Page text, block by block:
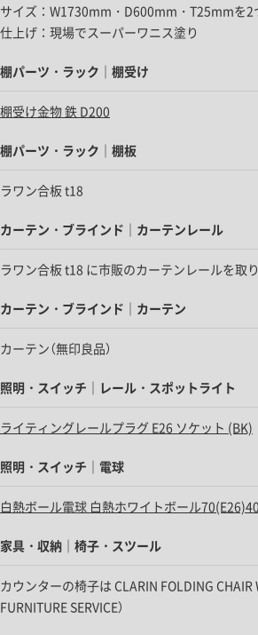
サイズ：W1730mm・D600mm・T25mmを2
仕上げ：現場でスーパーワニス塗り
棚パーツ・ラック｜棚受け
棚受け金物 鉄 D200
棚パーツ・ラック｜棚板
ラワン合板 t18
カーテン・ブラインド｜カーテンレール
ラワン合板 t18 に市販のカーテンレールを取
カーテン・ブラインド｜カーテン
カーテン（無印良品）
照明・スイッチ｜レール・スポットライト
ライティングレールプラグ E26 ソケット (BK)
照明・スイッチ｜電球
白熱ボール電球 白熱ホワイトボール
家具・収納｜椅子・スツール
カウンターの椅子は CLARIN FOLDING CHAIR
FURNITURE SERVICE）